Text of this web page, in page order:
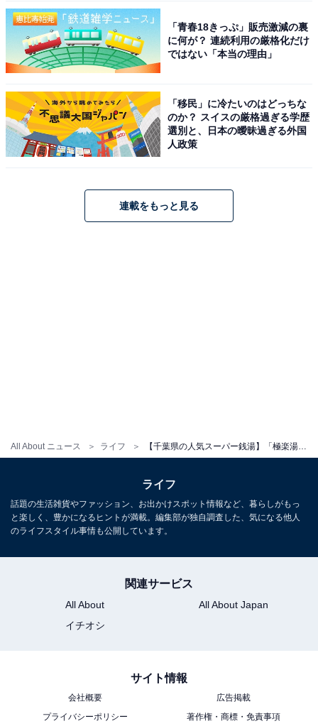
All About ニュース ライフ
こちらもおすすめ
【千葉県の人気スーパー銭湯】「野天風呂 湯の
郷」は開放感あふれる野天風呂が自慢の施設。
炭酸泉やサウナでリラックス
1 2
「青春18きっぷ」販売激減の裏
に何が？ 連続利用の厳格化だけ
ではない「本当の理由」
「移民」に冷たいのはどっちな
のか？ スイスの厳格過ぎる学歴
選別と、日本の曖昧過ぎる外国
人政策
連載をもっと見る
ライフ
話題の生活雑貨やファッション、お出かけスポット情報など、暮らしがもっ
と楽しく、豊かになるヒントが満載。編集部が独自調査した、気になる他人
のライフスタイル事情も公開しています。
関連サービス
All About
All About Japan
イチオシ
サイト情報
会社概要
広告掲載
プライバシーポリシー
著作権・商標・免責事項